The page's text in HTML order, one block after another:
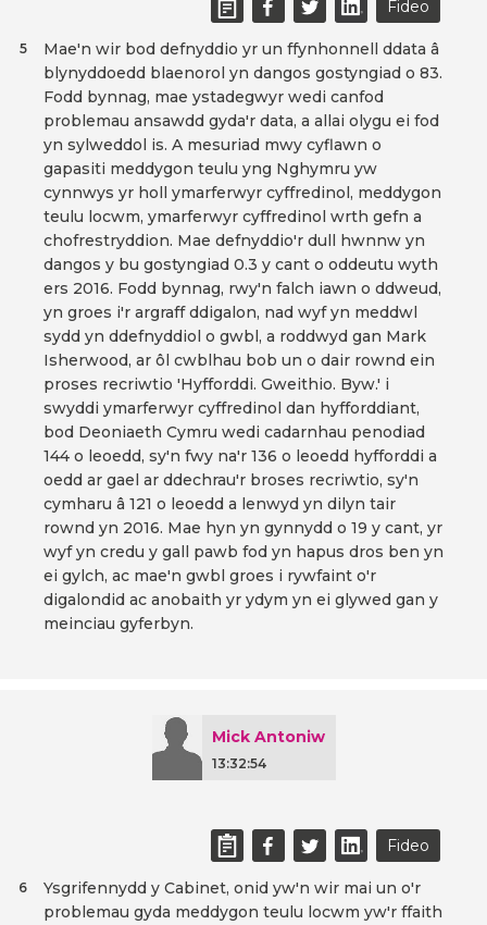
Fideo
Mae'n wir bod defnyddio yr un ffynhonnell ddata â
blynyddoedd blaenorol yn dangos gostyngiad o 83.
Fodd bynnag, mae ystadegwyr wedi canfod
problemau ansawdd gyda'r data, a allai olygu ei fod
yn sylweddol is. A mesuriad mwy cyflawn o
gapasiti meddygon teulu yng Nghymru yw
cynnwys yr holl ymarferwyr cyffredinol, meddygon
teulu locwm, ymarferwyr cyffredinol wrth gefn a
chofrestryddion. Mae defnyddio'r dull hwnnw yn
dangos y bu gostyngiad 0.3 y cant o oddeutu wyth
ers 2016. Fodd bynnag, rwy'n falch iawn o ddweud,
yn groes i'r argraff ddigalon, nad wyf yn meddwl
sydd yn ddefnyddiol o gwbl, a roddwyd gan Mark
Isherwood, ar ôl cwblhau bob un o dair rownd ein
proses recriwtio 'Hyfforddi. Gweithio. Byw.' i
swyddi ymarferwyr cyffredinol dan hyfforddiant,
bod Deoniaeth Cymru wedi cadarnhau penodiad
144 o leoedd, sy'n fwy na'r 136 o leoedd hyfforddi a
oedd ar gael ar ddechrau'r broses recriwtio, sy'n
cymharu â 121 o leoedd a lenwyd yn dilyn tair
rownd yn 2016. Mae hyn yn gynnydd o 19 y cant, yr
wyf yn credu y gall pawb fod yn hapus dros ben yn
ei gylch, ac mae'n gwbl groes i rywfaint o'r
digalondid ac anobaith yr ydym yn ei glywed gan y
meinciau gyferbyn.
5
Mick Antoniw
13:32:54
Fideo
Ysgrifennydd y Cabinet, onid yw'n wir mai un o'r
problemau gyda meddygon teulu locwm yw'r ffaith
6